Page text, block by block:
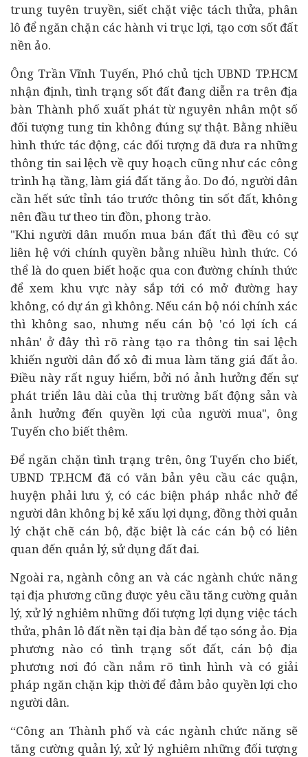
trung tuyên truyền, siết chặt việc tách thửa, phân
lô để ngăn chặn các hành vi trục lợi, tạo cơn sốt đất
nền ảo.
Ông Trần Vĩnh Tuyến, Phó chủ tịch UBND TP.HCM
nhận định, tình trạng sốt đất đang diễn ra trên địa
bàn Thành phố xuất phát từ nguyên nhân một số
đối tượng tung tin không đúng sự thật. Bằng nhiều
hình thức tác động, các đối tượng đã đưa ra những
thông tin sai lệch về quy hoạch cũng như các công
trình hạ tầng, làm giá đất tăng ảo. Do đó, người dân
cần hết sức tỉnh táo trước thông tin sốt đất, không
nên đầu tư theo tin đồn, phong trào.
"Khi người dân muốn mua bán đất thì đều có sự
liên hệ với chính quyền bằng nhiều hình thức. Có
thể là do quen biết hoặc qua con đường chính thức
để xem khu vực này sắp tới có mở đường hay
không, có dự án gì không. Nếu cán bộ nói chính xác
thì không sao, nhưng nếu cán bộ 'có lợi ích cá
nhân' ở đây thì rõ ràng tạo ra thông tin sai lệch
khiến người dân đổ xô đi mua làm tăng giá đất ảo.
Điều này rất nguy hiểm, bởi nó ảnh hưởng đến sự
phát triển lâu dài của thị trường bất động sản và
ảnh hưởng đến quyền lợi của người mua", ông
Tuyến cho biết thêm.
Để ngăn chặn tình trạng trên, ông Tuyến cho biết,
UBND TP.HCM đã có văn bản yêu cầu các quận,
huyện phải lưu ý, có các biện pháp nhắc nhở để
người dân không bị kẻ xấu lợi dụng, đồng thời quản
lý chặt chẽ cán bộ, đặc biệt là các cán bộ có liên
quan đến quản lý, sử dụng đất đai.
Ngoài ra, ngành công an và các ngành chức năng
tại địa phương cũng được yêu cầu tăng cường quản
lý, xử lý nghiêm những đối tượng lợi dụng việc tách
thửa, phân lô đất nền tại địa bàn để tạo sóng ảo. Địa
phương nào có tình trạng sốt đất, cán bộ địa
phương nơi đó cần nắm rõ tình hình và có giải
pháp ngăn chặn kịp thời để đảm bảo quyền lợi cho
người dân.
“Công an Thành phố và các ngành chức năng sẽ
tăng cường quản lý, xử lý nghiêm những đối tượng